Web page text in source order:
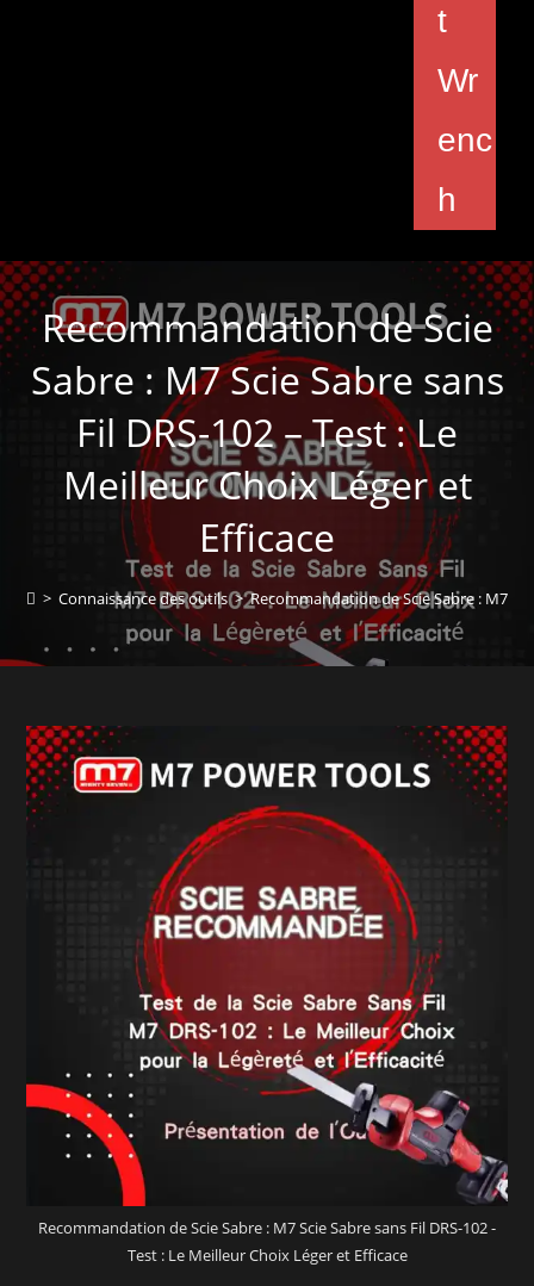
t
Wr
enc
h
Recommandation de Scie
Sabre : M7 Scie Sabre sans
Fil DRS-102 – Test : Le
Meilleur Choix Léger et
Efficace
> Connaissance des outils > Recommandation de Scie Sabre : M7
Recommandation de Scie Sabre : M7 Scie Sabre sans Fil DRS-102 -
Test : Le Meilleur Choix Léger et Efficace